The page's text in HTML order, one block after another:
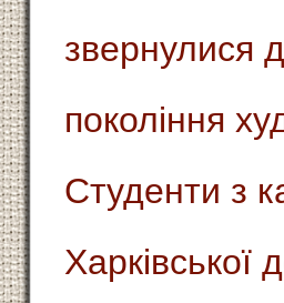
звернулися
покоління
Студенти з
Харківської